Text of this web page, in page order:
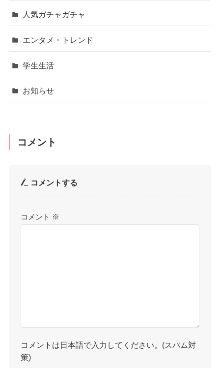
人気ガチャガチャ
エンタメ・トレンド
学生生活
お知らせ
コメント
コメントする
コメント ※
コメントは日本語で入力してください。(スパム対
策)